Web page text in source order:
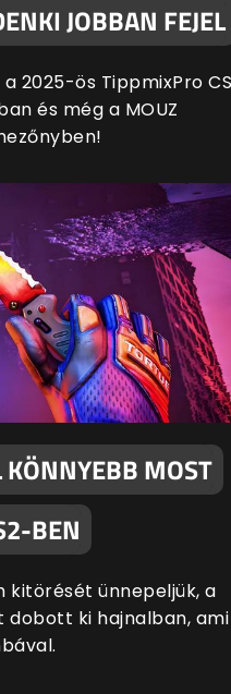
JOBBAN FEJEL
2025-ös TippmixPro
és még a MOUZ
MOST
BEN
ünnepeljük, a
dobott ki hajnalban, ami